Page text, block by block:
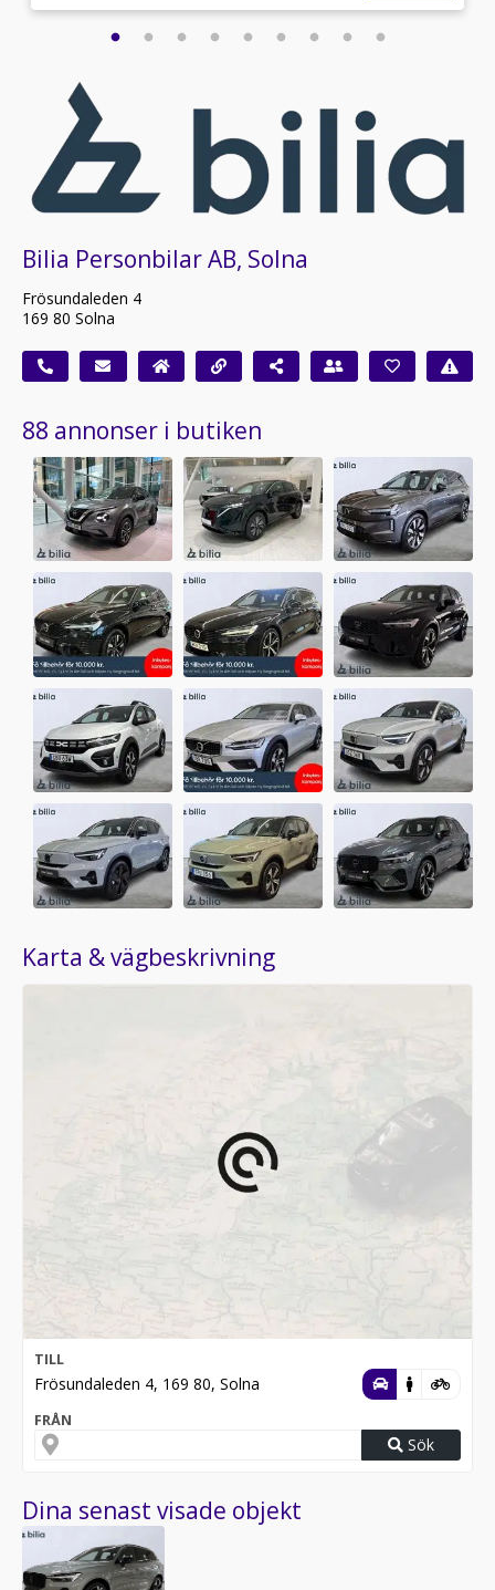
Bilia Personbilar AB, Solna
Frösundaleden 4
169 80 Solna
88 annonser i butiken
Karta & vägbeskrivning
TILL
Frösundaleden 4, 169 80, Solna
FRÅN
Sök
Dina senast visade objekt